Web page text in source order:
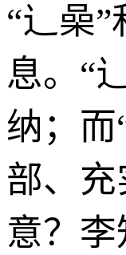
“辶喿
息。“
纳；而
部、充
意？